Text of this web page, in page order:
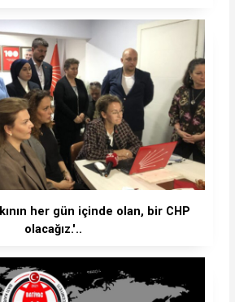
her gün içinde olan, bir CHP
olacağız.'..